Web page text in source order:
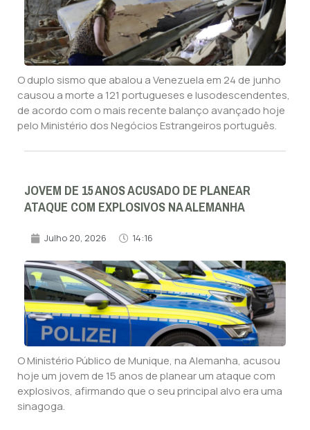
O duplo sismo que abalou a Venezuela em 24 de junho
causou a morte a 121 portugueses e lusodescendentes,
de acordo com o mais recente balanço avançado hoje
pelo Ministério dos Negócios Estrangeiros português.
JOVEM DE 15 ANOS ACUSADO DE PLANEAR
ATAQUE COM EXPLOSIVOS NA ALEMANHA
Julho 20, 2026 14:16
O Ministério Público de Munique, na Alemanha, acusou
hoje um jovem de 15 anos de planear um ataque com
explosivos, afirmando que o seu principal alvo era uma
sinagoga.